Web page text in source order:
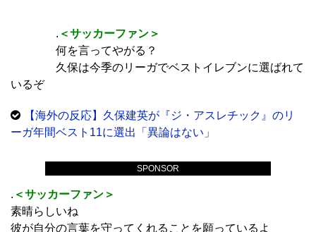
SPONSOR
. ＜サッカーファン＞
何を言ってやがる？
久保は今季のリーガでベストイレブンに選ばれて
いるぞ
【海外の反応】久保建英が『ジ・アスレチック』のリ
ーガ年間ベスト11に選出「異論はない」
. ＜サッカーファン＞
素晴らしいね
彼が自分の言葉を守ってくれることを願っているよ